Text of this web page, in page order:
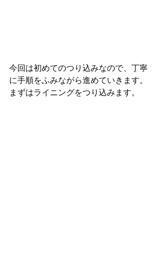
今回は初めてのつり込みなので、丁寧
に手順をふみながら進めていきます。
まずはライニングをつり込みます。